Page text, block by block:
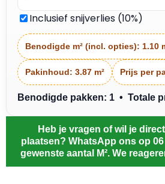
Inclusief snijverlies (10%)
Benodigde m² (incl. opties): 1.10
Pakinhoud: 3.87 m² Prijs per
Benodigde pakken: 1 • Totale
Heb je vragen of wil je
plaatsen? WhatsApp ons op 06
gewenste aantal M². We